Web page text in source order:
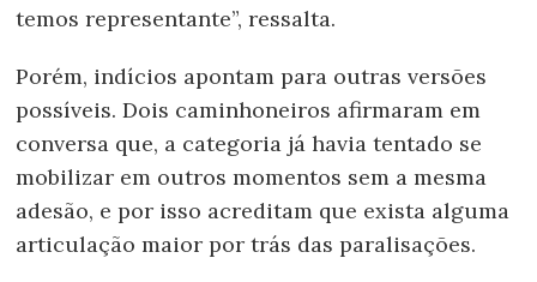
temos representante”, ressalta.
Porém, indícios apontam para outras versões
possíveis. Dois caminhoneiros afirmaram em
conversa que, a categoria já havia tentado se
mobilizar em outros momentos sem a mesma
adesão, e por isso acreditam que exista alguma
articulação maior por trás das paralisações.